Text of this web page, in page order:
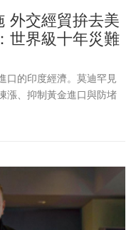
外交經貿拚去美
世界級十年災難
口的印度經濟。莫迪罕見
漲、抑制黃金進口與防堵
戰略合作。